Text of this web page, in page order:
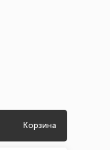
Корзина